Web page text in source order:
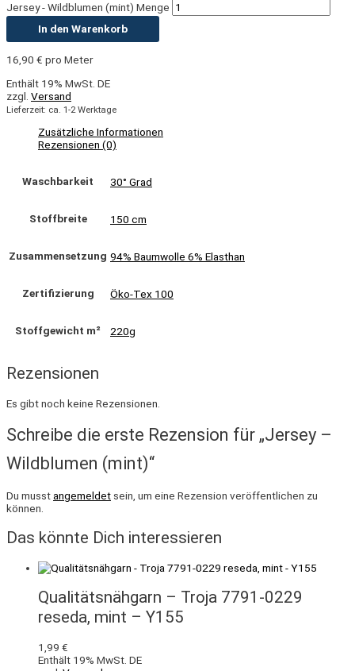
Jersey - Wildblumen (mint) Menge
In den Warenkorb
16,90 € pro Meter
Enthält 19% MwSt. DE
zzgl. Versand
Lieferzeit: ca. 1-2 Werktage
Zusätzliche Informationen
Rezensionen (0)
Waschbarkeit 30° Grad
Stoffbreite 150 cm
Zusammensetzung 94% Baumwolle 6% Elasthan
Zertifizierung Öko-Tex 100
Stoffgewicht m² 220g
Rezensionen
Es gibt noch keine Rezensionen.
Schreibe die erste Rezension für „Jersey –
Wildblumen (mint)“
Du musstangemeldet sein, um eine Rezension veröffentlichen zu
können.
Das könnte Dich interessieren
Qualitätsnähgarn – Troja 7791-0229
reseda, mint – Y155
1,99 €
Enthält 19% MwSt. DE